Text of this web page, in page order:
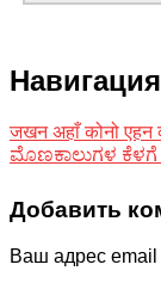
जखन अहाँ कोनो एहन
ಮೊಣಕಾಲುಗಳ ಕೆಳಗೆ
Добавить
Ваш адрес email